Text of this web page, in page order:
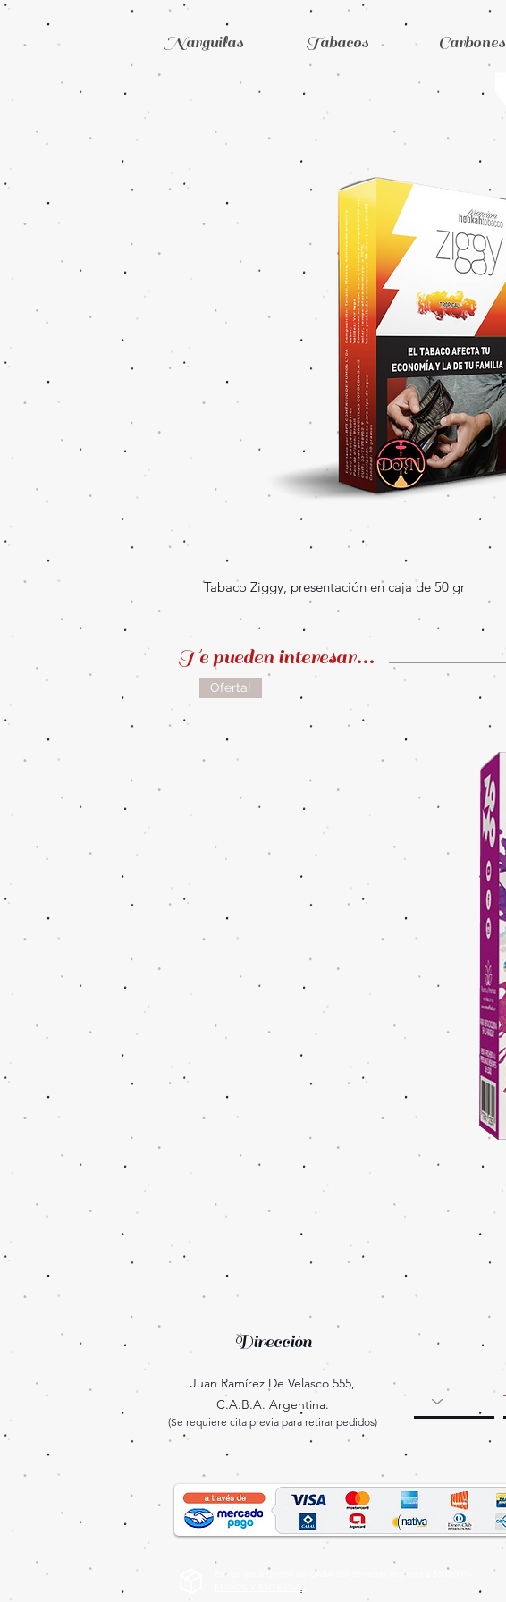
Narguilas Tabacos Carbones
Tabaco Ziggy, presentación en caja de 50 gr
Oferta!
Te pueden interesar...
Dirección
Juan Ramírez De Velasco 555,
C.A.B.A. Argentina.
(Se requiere cita previa para retirar pedidos)
Envíos gratis dentro de CABA por compras mayores a $300.000.-